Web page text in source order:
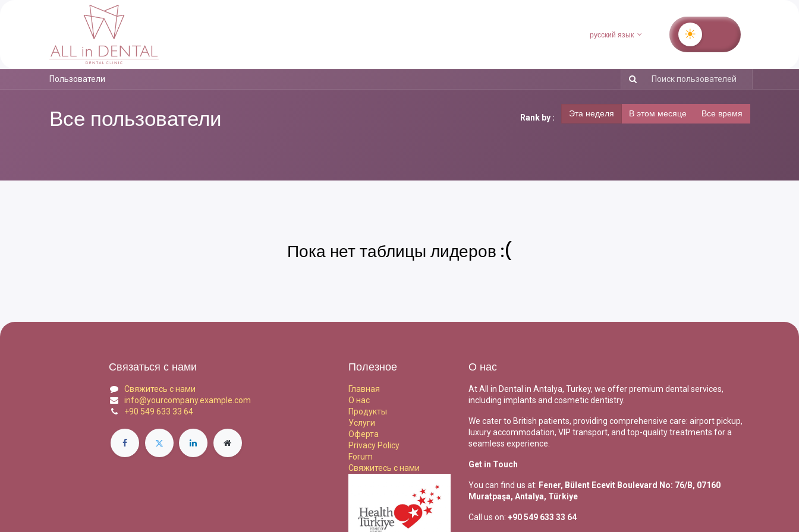
русский язык
Пользователи
Все пользователи Rank by : Эта неделя В этом месяце Все время
Пока нет таблицы лидеров :(
Связаться с нами
Свяжитесь с нами
info@yourcompany.example.com
+90 549 633 33 64
Полезное
Главная
О нас
Продукты
Услуги
Оферта
Privacy Policy
Forum
Свяжитесь с нами
О нас
At All in Dental in Antalya, Turkey, we offer premium dental services,
including implants and cosmetic dentistry.
We cater to British patients, providing comprehensive care: airport pickup,
luxury accommodation, VIP transport, and top-quality treatments for a
seamless experience.
Get in Touch
You can find us at: Fener, Bülent Ecevit Boulevard No: 76/B, 07160
Muratpaşa, Antalya, Türkiye
Call us on: +90 549 633 33 64